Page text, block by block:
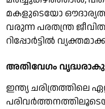
മകളുടെയോ
വരുന്ന പരതന്ത്ര
റിപ്പോര്‍ട്ടില്‍
അതിവേഗം
ഇന്ത്യ ചരിത്രത്തിലെ